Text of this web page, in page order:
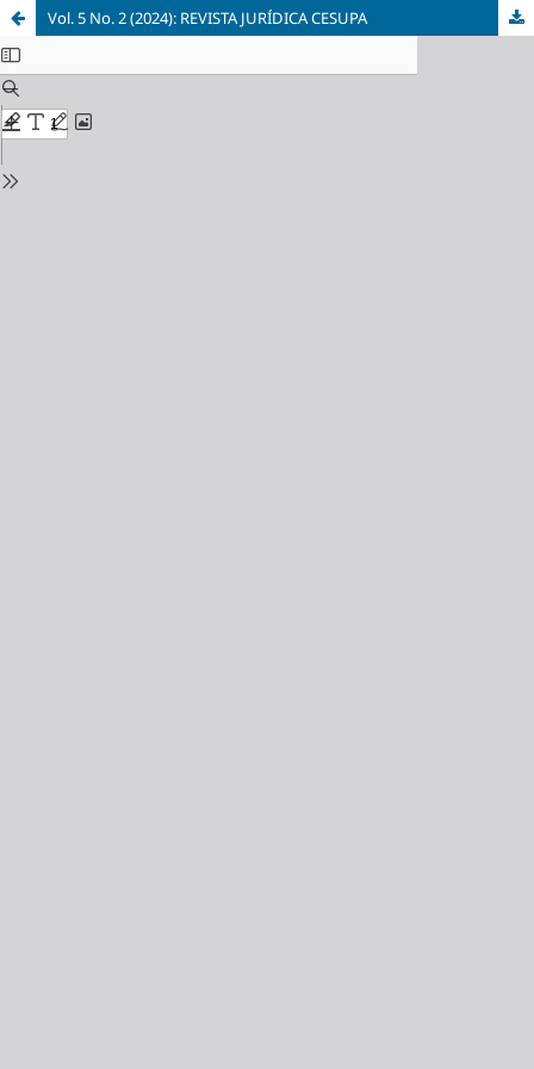
Vol. 5 No. 2 (2024): REVISTA JURÍDICA CESUPA